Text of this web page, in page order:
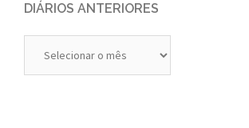
DIÁRIOS ANTERIORES
Anteriores